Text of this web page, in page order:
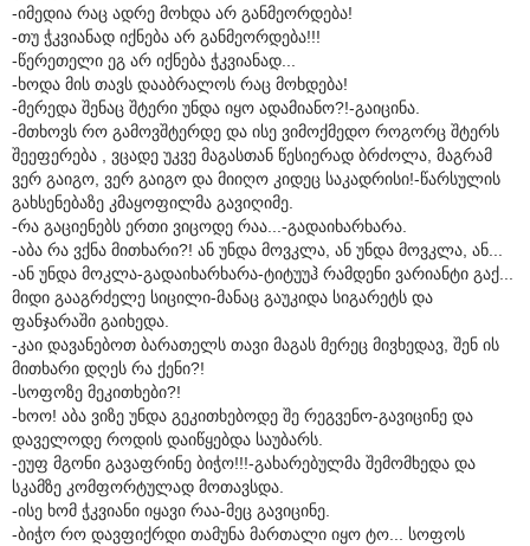
-იმედია რაც ადრე მოხდა არ განმეორდება!
-თუ ჭკვიანად იქნება არ განმეორდება!!!
-წერეთელი ეგ არ იქნება ჭკვიანად...
-ხოდა მის თავს დააბრალოს რაც მოხდება!
-მერედა შენაც შტერი უნდა იყო ადამიანო?!-გაიცინა.
-მთხოვს რო გამოვშტერდე და ისე ვიმოქმედო როგორც შტერს
შეეფერება , ვცადე უკვე მაგასთან წესიერად ბრძოლა, მაგრამ
ვერ გაიგო, ვერ გაიგო და მიიღო კიდეც საკადრისი!-წარსულის
გახსენებაზე კმაყოფილმა გავიღიმე.
-რა გაციენებს ერთი ვიცოდე რაა...-გადაიხარხარა.
-აბა რა ვქნა მითხარი?! ან უნდა მოვკლა, ან უნდა მოვკლა, ან...
-ან უნდა მოკლა-გადაიხარხარა-ტიტუუჰ რამდენი ვარიანტი გაქ...
მიდი გააგრძელე სიცილი-მანაც გაუკიდა სიგარეტს და
ფანჯარაში გაიხედა.
-კაი დავანებოთ ბარათელს თავი მაგას მერეც მივხედავ, შენ ის
მითხარი დღეს რა ქენი?!
-სოფოზე მეკითხები?!
-ხოო! აბა ვიზე უნდა გეკითხებოდე შე რეგვენო-გავიცინე და
დაველოდე როდის დაიწყებდა საუბარს.
-ეუფ მგონი გავაფრინე ბიჭო!!!-გახარებულმა შემომხედა და
სკამზე კომფორტულად მოთავსდა.
-ისე ხომ ჭკვიანი იყავი რაა-მეც გავიცინე.
-ბიჭო რო დავფიქრდი თამუნა მართალი იყო ტო... სოფოს